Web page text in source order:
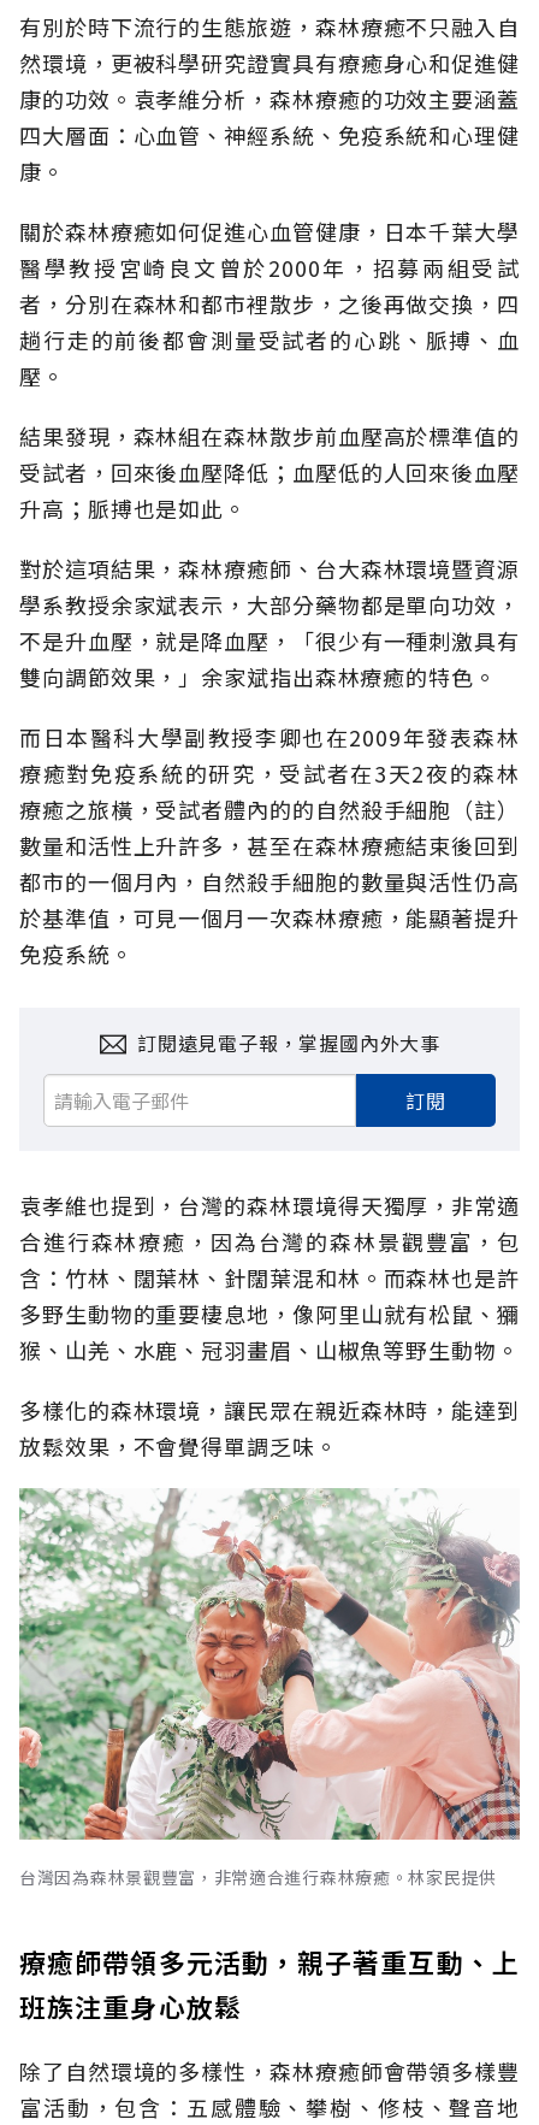
有別於時下流行的生態旅遊，森林療癒不只融入自
然環境，更被科學研究證實具有療癒身心和促進健
康的功效。袁孝維分析，森林療癒的功效主要涵蓋
四大層面：心血管、神經系統、免疫系統和心理健
康。
關於森林療癒如何促進心血管健康，日本千葉大學
醫學教授宮崎良文曾於2000年，招募兩組受試
者，分別在森林和都市裡散步，之後再做交換，四
趟行走的前後都會測量受試者的心跳、脈搏、血
壓。
結果發現，森林組在森林散步前血壓高於標準值的
受試者，回來後血壓降低；血壓低的人回來後血壓
升高；脈搏也是如此。
對於這項結果，森林療癒師、台大森林環境暨資源
學系教授余家斌表示，大部分藥物都是單向功效，
不是升血壓，就是降血壓，「很少有一種刺激具有
雙向調節效果，」余家斌指出森林療癒的特色。
而日本醫科大學副教授李卿也在2009年發表森林
療癒對免疫系統的研究，受試者在3天2夜的森林
療癒之旅橫，受試者體內的的自然殺手細胞（註）
數量和活性上升許多，甚至在森林療癒結束後回到
都市的一個月內，自然殺手細胞的數量與活性仍高
於基準值，可見一個月一次森林療癒，能顯著提升
免疫系統。
訂閱遠見電子報，掌握國內外大事
訂閱
袁孝維也提到，台灣的森林環境得天獨厚，非常適
合進行森林療癒，因為台灣的森林景觀豐富，包
含：竹林、闊葉林、針闊葉混和林。而森林也是許
多野生動物的重要棲息地，像阿里山就有松鼠、獼
猴、山羌、水鹿、冠羽畫眉、山椒魚等野生動物。
多樣化的森林環境，讓民眾在親近森林時，能達到
放鬆效果，不會覺得單調乏味。
台灣因為森林景觀豐富，非常適合進行森林療癒。林家民提供
療癒師帶領多元活動，親子著重互動、上
班族注重身心放鬆
除了自然環境的多樣性，森林療癒師會帶領多樣豐
富活動，包含：五感體驗、攀樹、修枝、聲音地